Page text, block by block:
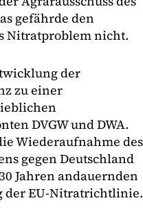
gefährde den
Nitratproblem nicht.
der
zu einer
DVGW und DWA.
Wiederaufnahme des
gegen Deutschland
Jahren andauernden
der EU-Nitratrichtlinie.